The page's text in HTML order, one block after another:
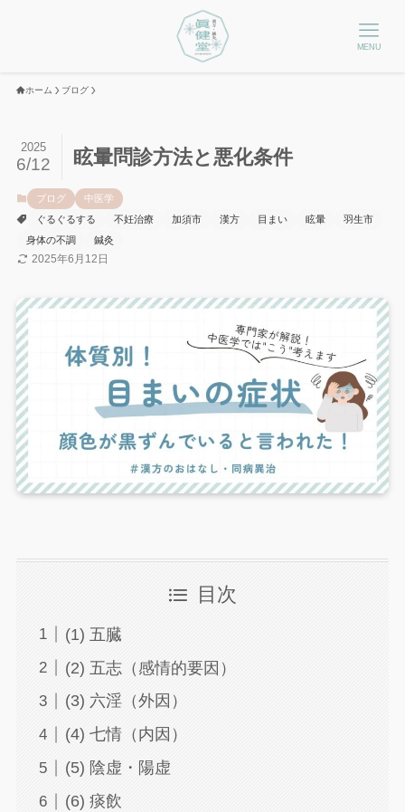
MENU
ホーム ブログ
眩暈問診方法と悪化条件
2025
6/12
ブログ
中医学
ぐるぐるする
不妊治療 加須市 漢方 目まい 眩暈
羽生市
身体の不調
鍼灸
2025年6月12日
目次
(1) 五臓
(2) 五志（感情的要因）
(3) 六淫（外因）
(4) 七情（内因）
(5) 陰虚・陽虚
(6) 痰飲